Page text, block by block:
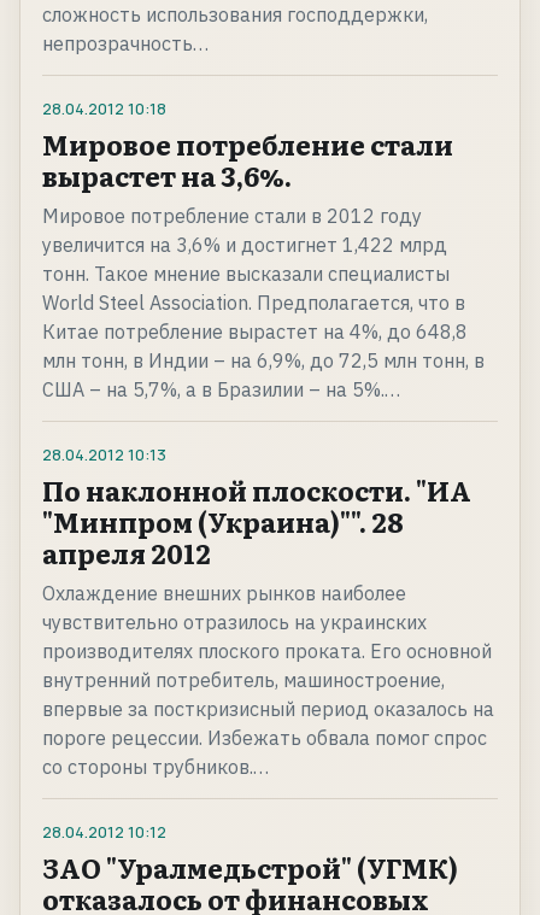
сложность использования господдержки,
непрозрачность…
28.04.2012 10:18
Мировое потребление стали
вырастет на 3,6%.
Мировое потребление стали в 2012 году
увеличится на 3,6% и достигнет 1,422 млрд
тонн. Такое мнение высказали специалисты
World Steel Association. Предполагается, что в
Китае потребление вырастет на 4%, до 648,8
млн тонн, в Индии – на 6,9%, до 72,5 млн тонн, в
США – на 5,7%, а в Бразилии – на 5%.…
28.04.2012 10:13
По наклонной плоскости. "ИА
"Минпром (Украина)"". 28
апреля 2012
Охлаждение внешних рынков наиболее
чувствительно отразилось на украинских
производителях плоского проката. Его основной
внутренний потребитель, машиностроение,
впервые за посткризисный период оказалось на
пороге рецессии. Избежать обвала помог спрос
со стороны трубников.…
28.04.2012 10:12
ЗАО "Уралмедьстрой" (УГМК)
отказалось от финансовых